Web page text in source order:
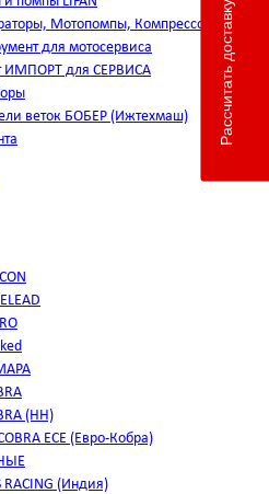
Мотопомпы, Компрессоры
для мотосервиса
ИМПОРТ для СЕРВИСА
веток БОБЕР (Ижтехмаш)
(HH)
ECE (Евро-Кобра)
(Индия)
Рассчитать доставку